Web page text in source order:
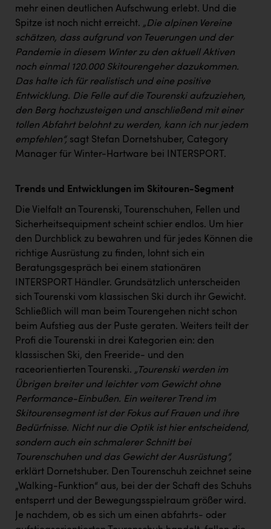
TGW Logistics
TRAILOMAT & Cycling Austria
VERITAS
Vier Diamanten
Vorlagenportal
Wir besiegen Krebs
Wirtschaftskammer OÖ
ZULuft - Zukunft Luft Austria
z.l.ö.
Österreichisches Hebammengremium
Wirtschaftskammer OÖ Energiehandel
Dopgas
kunden basics
mehr einen deutlichen Aufschwung erlebt. Und die
Spitze ist noch nicht erreicht. „Die alpinen Vereine
schätzen, dass aufgrund von Teuerungen und der
Pandemie in diesem Winter zu den aktuell Aktiven
noch einmal 120.000 Skitourengeher dazukommen.
Das halte ich für realistisch und eine positive
Entwicklung. Die Felle auf die Tourenski aufzuziehen,
den Berg hochzusteigen und anschließend mit einer
tollen Abfahrt belohnt zu werden, kann ich nur jedem
empfehlen“, sagt Stefan Dornetshuber, Category
Manager für Winter-Hartware bei INTERSPORT.
Trends und Entwicklungen im Skitouren-Segment
Die Vielfalt an Tourenski, Tourenschuhen, Fellen und
Sicherheitsequipment scheint schier endlos. Um hier
den Durchblick zu bewahren und für jedes Können die
richtige Ausrüstung zu finden, lohnt sich ein
Beratungsgespräch bei einem stationären
INTERSPORT Händler. Grundsätzlich unterscheiden
sich Tourenski vom klassischen Ski durch ihr Gewicht.
Schließlich will man beim Tourengehen nicht schon
beim Aufstieg aus der Puste geraten. Weiters teilt der
Profi die Tourenski in drei Kategorien ein: den
klassischen Ski, den Freeride- und den
raceorientierten Tourenski. „Tourenski werden im
Übrigen breiter und leichter vom Gewicht ohne
Performance-Einbußen. Ein weiterer Trend im
Skitourensegment ist der Fokus auf Frauen und ihre
Bedürfnisse. Nicht nur die Optik ist hier entscheidend,
sondern auch ein schmalerer Schnitt bei
Tourenschuhen und das Gewicht der Ausrüstung“,
erklärt Dornetshuber. Den Tourenschuh zeichnet seine
„Walking-Funktion“ aus, bei der der Schaft des Schuhs
entsperrt und der Bewegungsspielraum größer wird.
Je nachdem, ob es sich um einen abfahrts- oder